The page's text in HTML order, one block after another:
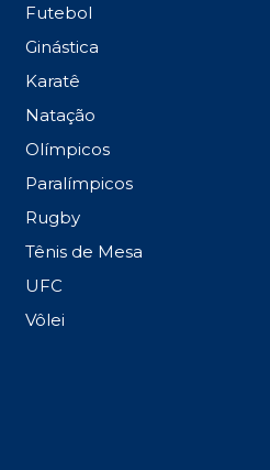
Futebol
Ginástica
Karatê
Natação
Olímpicos
Paralímpicos
Rugby
Tênis de Mesa
UFC
Vôlei